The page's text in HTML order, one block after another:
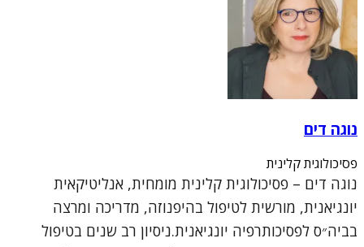
נוגה דים
פסיכולוגית קלינית
נוגה דים – פסיכולוגית קלינית מומחית, אנליטיקאית
יונגיאנית, מורשית לטיפול בהיפנוזה, מדריכה ומרצה
בביה״ס לפסיכותרפיה יונגיאנית.ניסיון רב שנים בטיפול